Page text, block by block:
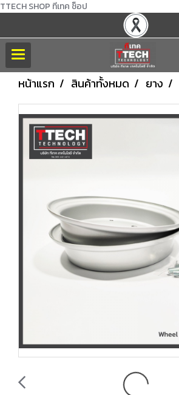
TTECH SHOP ทีเทค ช็อป
หน้าแรก สินค้าทั้งหมด ยาง